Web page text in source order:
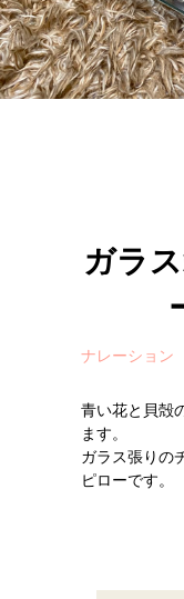
ガラ
ナレーション
青い花と貝殻
ます。
ガラス張りの
ピローです。